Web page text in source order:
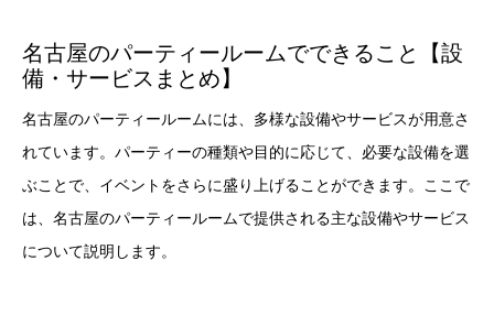
名古屋のパーティールームでできること【設
備・サービスまとめ】
名古屋のパーティールームには、多様な設備やサービスが用意さ
れています。パーティーの種類や目的に応じて、必要な設備を選
ぶことで、イベントをさらに盛り上げることができます。ここで
は、名古屋のパーティールームで提供される主な設備やサービス
について説明します。